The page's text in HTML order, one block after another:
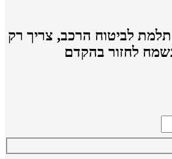
לביטוח הרכב,צריך רק
לחזור בהקדם